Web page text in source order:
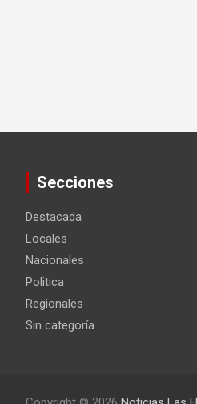
Secciones
Destacada
Locales
Nacionales
Politica
Regionales
Sin categoría